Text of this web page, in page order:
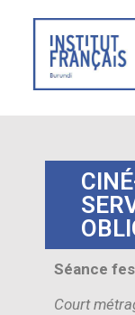
Séance
Court